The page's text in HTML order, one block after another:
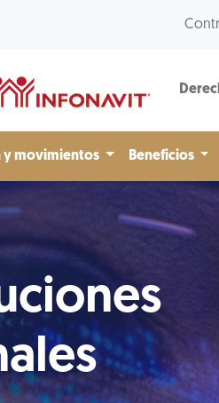
y movimientos Beneficios